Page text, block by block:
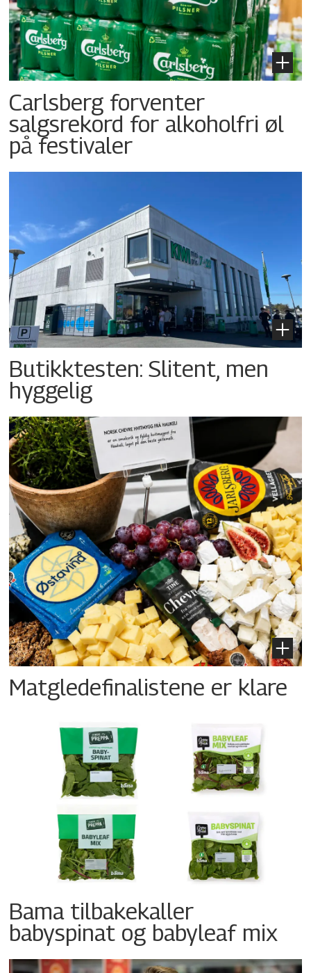
Carlsberg forventer
salgsrekord for alkoholfri øl
på festivaler
Butikktesten: Slitent, men
hyggelig
Matgledefinalistene er klare
Bama tilbakekaller
babyspinat og babyleaf mix